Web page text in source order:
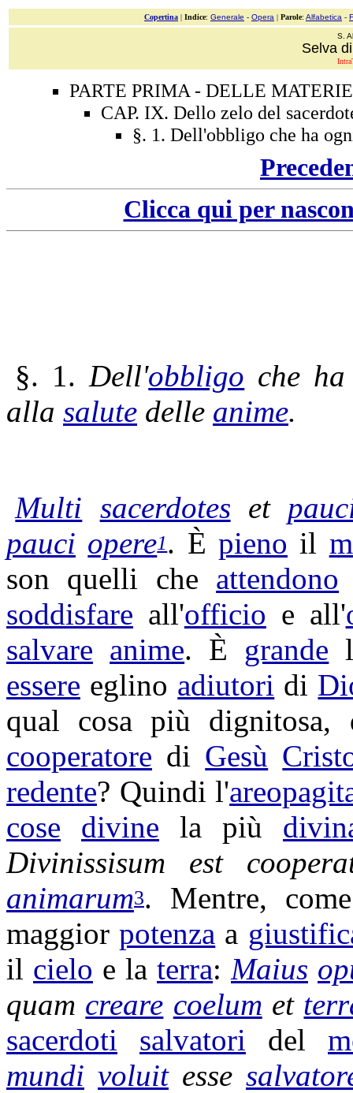
Copertina | Indice: Generale - Opera | Parole: Alfabetica -
S.
Selva
PARTE PRIMA - DELLE
CAP. IX. Dello zelo del
§. 1. Dell'obbligo che ha
Clicca qui per
§. 1.Dell'obbligo che
alla salute delle anime.
Multi sacerdotes et
pauci opere1. È pieno il
son quelli che attendono
soddisfare all'officio e all'
salvare anime. È grande
essere eglino adiutori di
qual cosa più dignitosa,
cooperatore di Gesù
redente? Quindi l'
cose
divine la più
Divinissisum est
animarum3. Mentre,
maggiorpotenza a
il cielo e la terra: Maius
quam creare coelum et
sacerdoti
salvatori del
mundi voluitesse